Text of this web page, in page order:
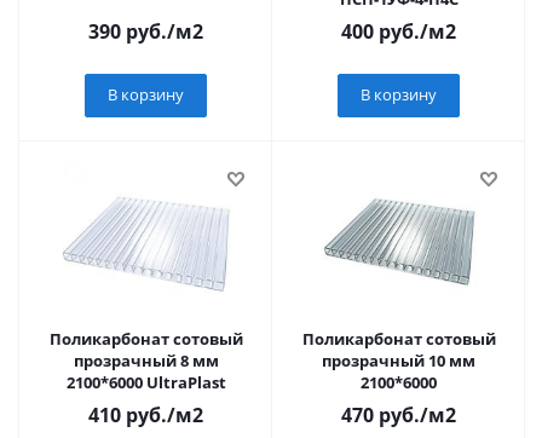
390 руб./м2
В корзину
400 руб./м2
В корзину
Поликарбонат сотовый
прозрачный 8 мм
2100*6000 UltraPlast
410 руб./м2
Поликарбонат сотовый
прозрачный 10 мм
2100*6000
470 руб./м2